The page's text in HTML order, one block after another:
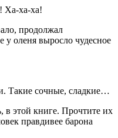
Ха-ха-ха!
продолжал
у оленя выросло чудесное
Такие сочные, сладкие…
в этой книге. Прочтите их
правдивее барона